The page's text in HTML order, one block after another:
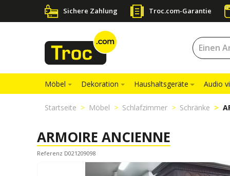
Sichere Zahlung Troc.com-Garantie
Möbel Dekoration Haushaltsgeräte Audio
Startseite Möbel Schlafzimmer Schränke
ARMOIRE ANCIENNE
Referenz D021209098